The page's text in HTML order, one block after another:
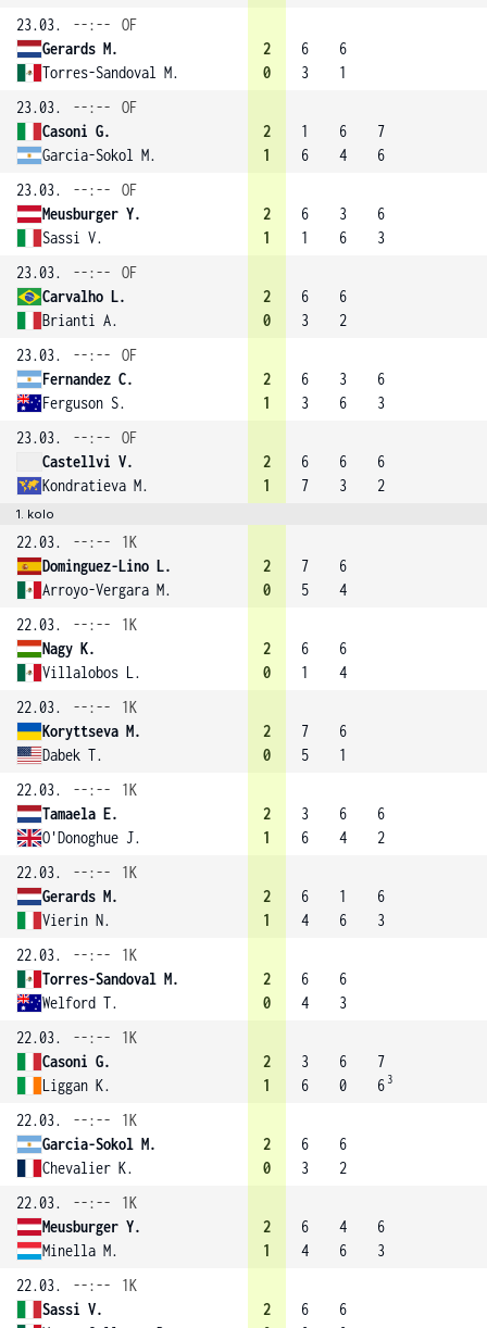
23.03.
--:--
OF
Gerards M.
Torres-Sandoval M.
2
0
6
3
6
1
23.03.
--:--
OF
Casoni G.
Garcia-Sokol M.
2
1
1
6
6
4
7
6
23.03.
--:--
OF
Meusburger Y.
Sassi V.
2
1
6
1
3
6
6
3
23.03.
--:--
OF
Carvalho L.
Brianti A.
2
0
6
3
6
2
23.03.
--:--
OF
Fernandez C.
Ferguson S.
2
1
6
3
3
6
6
3
23.03.
--:--
OF
Castellvi V.
Kondratieva M.
2
1
6
7
6
3
6
2
1. kolo
22.03. --:--
1K
Dominguez-Lino L.
Arroyo-Vergara M.
2
0
7
5
6
4
22.03.
--:--
1K
Nagy K.
Villalobos L.
2
0
6
1
6
4
22.03.
--:--
1K
Koryttseva M.
Dabek T.
2
0
7
5
6
1
22.03.
--:--
1K
Tamaela E.
O'Donoghue J.
2
1
3
6
6
4
6
2
22.03.
--:--
1K
Gerards M.
Vierin N.
2
1
6
4
1
6
6
3
22.03.
--:--
1K
Torres-Sandoval M.
Welford T.
2
0
6
4
6
3
22.03.
--:--
1K
Casoni G.
Liggan K.
2
1
3
6
6
0
7
6 3
22.03. --:--
1K
Garcia-Sokol M.
Chevalier K.
2
0
6
3
6
2
22.03.
--:--
1K
Meusburger Y.
Minella M.
2
1
6
4
4
6
6
3
22.03.
--:--
1K
Sassi V.
2
6
6